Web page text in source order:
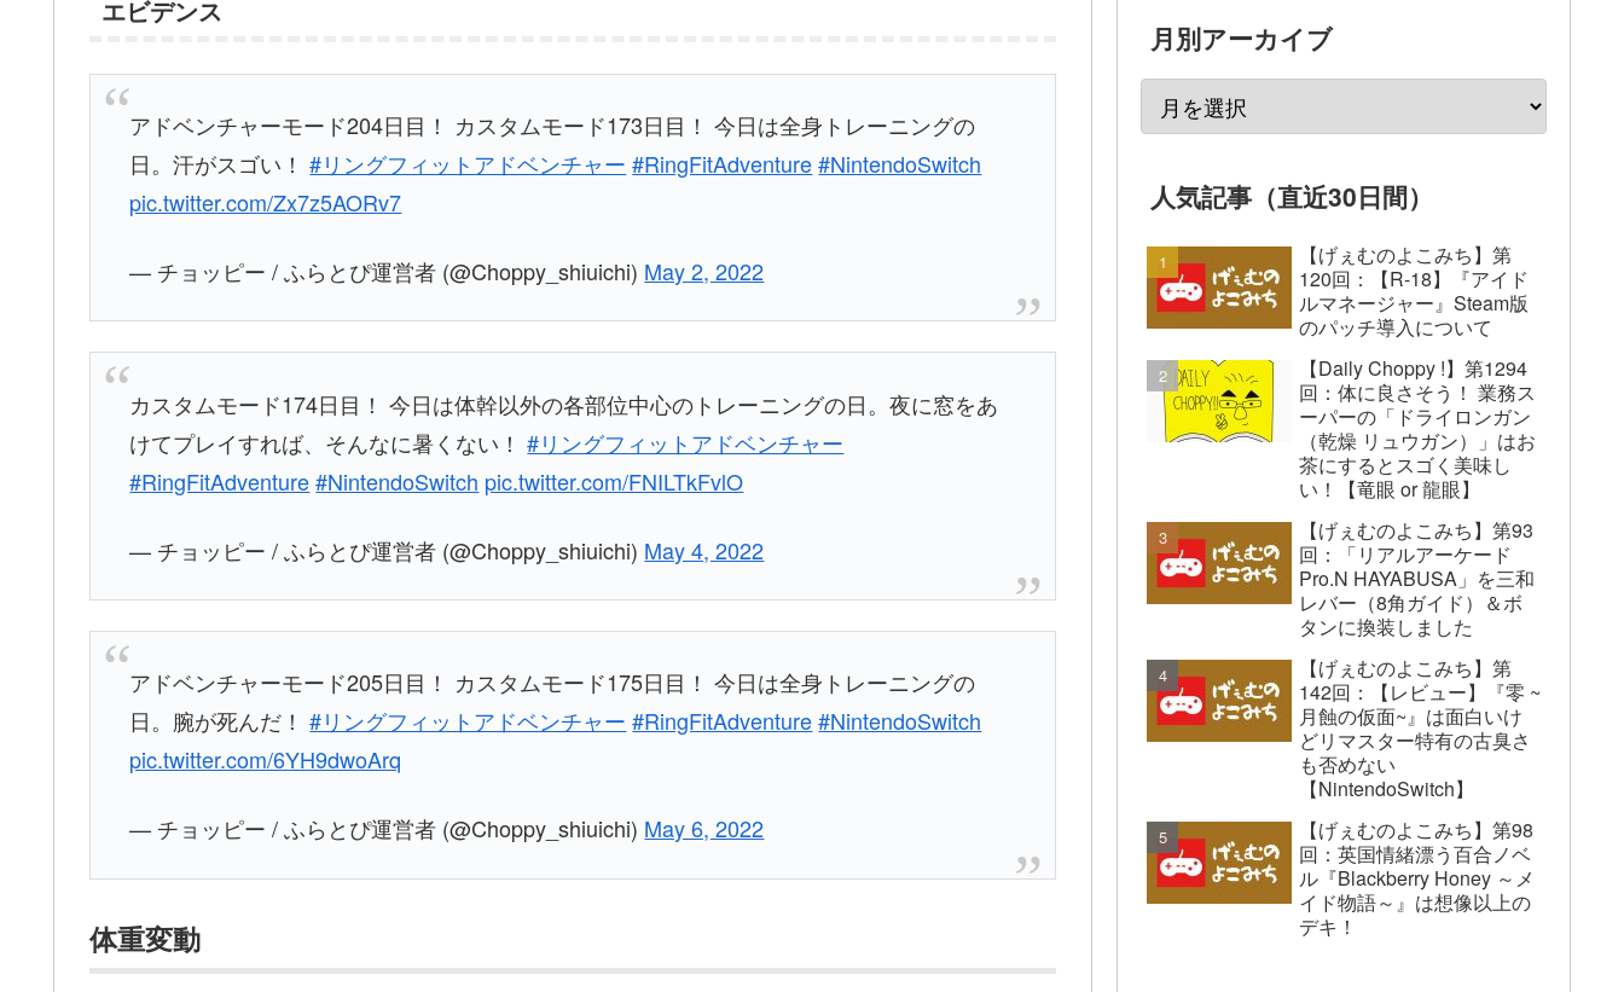
エビデンス
アドベンチャーモード204日目！ カスタムモード173日目！ 今日は全身トレーニングの
日。汗がスゴい！#リングフィットアドベンチャー #RingFitAdventure #NintendoSwitch
pic.twitter.com/Zx7z5AORv7
— チョッピー / ふらとぴ運営者 (@Choppy_shiuichi) May 2, 2022
カスタムモード174日目！ 今日は体幹以外の各部位中心のトレーニングの日。夜に窓をあ
けてプレイすれば、そんなに暑くない！#リングフィットアドベンチャー
#RingFitAdventure #NintendoSwitch pic.twitter.com/FNILTkFvlO
— チョッピー / ふらとぴ運営者 (@Choppy_shiuichi) May 4, 2022
アドベンチャーモード205日目！ カスタムモード175日目！ 今日は全身トレーニングの
日。腕が死んだ！#リングフィットアドベンチャー #RingFitAdventure #NintendoSwitch
pic.twitter.com/6YH9dwoArq
— チョッピー / ふらとぴ運営者 (@Choppy_shiuichi) May 6, 2022
体重変動
月別アーカイブ
人気記事（直近30日間）
【げぇむのよこみち】第
120回：【R-18】『アイド
ルマネージャー』Steam版
のパッチ導入について
【Daily Choppy !】第1294
回：体に良さそう！ 業務ス
ーパーの「ドライロンガン
（乾燥 リュウガン）」はお
茶にするとスゴく美味し
い！【竜眼 or 龍眼】
【げぇむのよこみち】第93
回：「リアルアーケード
Pro.N HAYABUSA」を三和
レバー（8角ガイド）＆ボ
タンに換装しました
【げぇむのよこみち】第
142回：【レビュー】『零 ~
月蝕の仮面~』は面白いけ
どリマスター特有の古臭さ
も否めない
【NintendoSwitch】
【げぇむのよこみち】第98
回：英国情緒漂う百合ノベ
ル『Blackberry Honey ～メ
イド物語～』は想像以上の
デキ！